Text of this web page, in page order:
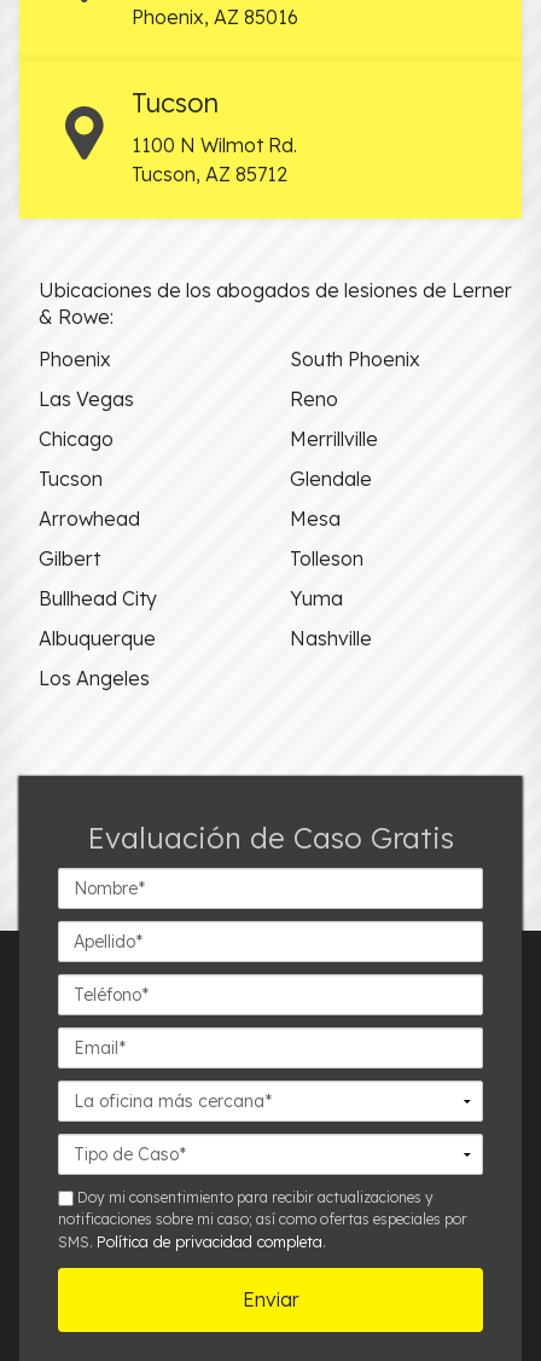
Phoenix, AZ 85016
Tucson
1100 N Wilmot Rd.
Tucson, AZ 85712
Ubicaciones de los abogados de lesiones de Lerner
& Rowe:
Phoenix
South Phoenix
Las Vegas
Reno
Chicago
Merrillville
Tucson
Glendale
Arrowhead
Mesa
Gilbert
Tolleson
Bullhead City
Yuma
Albuquerque
Nashville
Los Angeles
Evaluación de Caso Gratis
Nombre*
Apellido*
Teléfono*
Email*
La
oficina
más
cercana*
Detalles
del
Caso*
smsDoy mi consentimiento para recibir actualizaciones y
notificaciones sobre mi caso; así como ofertas especiales por
SMS. Política de privacidad completa.